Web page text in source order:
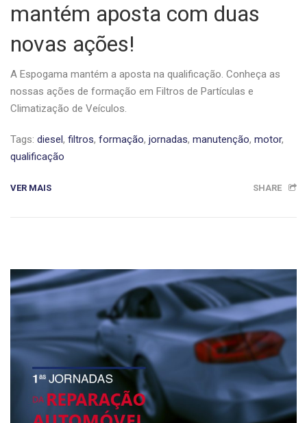
mantém aposta com duas
novas ações!
A Espogama mantém a aposta na qualificação. Conheça as
nossas ações de formação em Filtros de Partículas e
Climatização de Veículos.
Tags: diesel, filtros, formação, jornadas, manutenção, motor,
qualificação
VER MAIS SHARE